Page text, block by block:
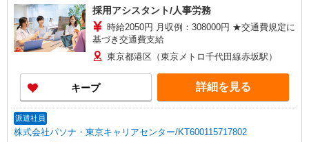
採用アシスタント/人事労務
時給2050円 月収例：308000円 ★交通費規定に
基づき交通費支給
東京都港区（東京メトロ千代田線赤坂駅）
キープ 詳細を見る
派遣社員
株式会社パソナ・東京キャリアセンター/KT600115717802